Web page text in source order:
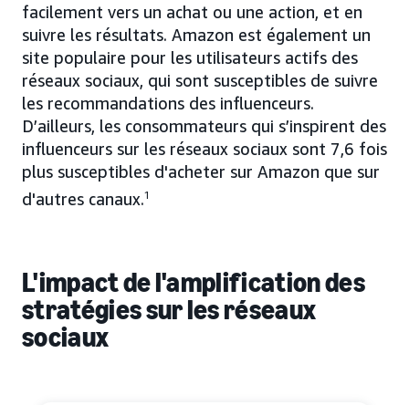
facilement vers un achat ou une action, et en
suivre les résultats. Amazon est également un
site populaire pour les utilisateurs actifs des
réseaux sociaux, qui sont susceptibles de suivre
les recommandations des influenceurs.
D’ailleurs, les consommateurs qui s’inspirent des
influenceurs sur les réseaux sociaux sont 7,6 fois
plus susceptibles d'acheter sur Amazon que sur
d'autres canaux.1
L'impact de l'amplification des
stratégies sur les réseaux
sociaux